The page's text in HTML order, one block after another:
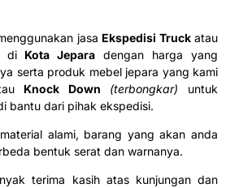
jasa Ekspedisi Truckatau
di Kota Jepara dengan harga yang
serta produk mebel jepara yang kami
Knock Down (terbongkar) untuk
bantu dari pihak ekspedisi.
alami, barang yang akan anda
bentuk serat dan warnanya.
terima kasih atas kunjungan dan